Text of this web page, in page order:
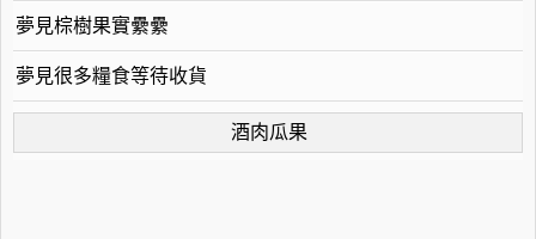
夢見棕樹果實纍纍
夢見很多糧食等待收貨
酒肉瓜果